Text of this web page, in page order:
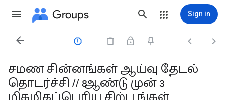
Groups Sign in
   
சமண சின்னங்கள் ஆய்வு தேடல்
தொடர்ச்சி // 8 ஆண்டு முன் 3
மிகமிகப்பெரிய சிற்ப ங்கள்